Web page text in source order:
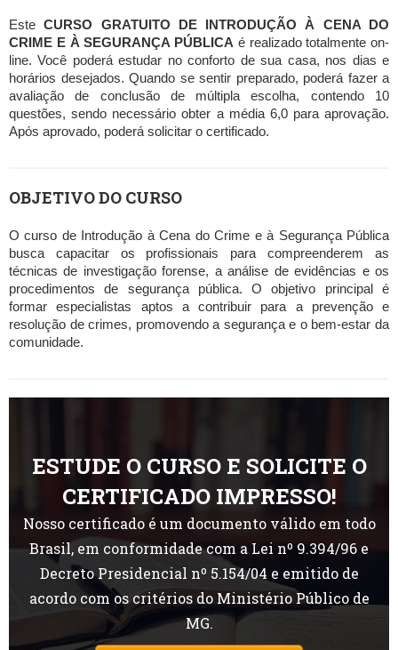
EsteCURSO GRATUITO DE INTRODUÇÃO À CENA DO
CRIME E À SEGURANÇA PÚBLICA é realizado totalmente on-
line. Você poderá estudar no conforto de sua casa, nos dias e
horários desejados. Quando se sentir preparado, poderá fazer a
avaliação de conclusão de múltipla escolha, contendo 10
questões, sendo necessário obter a média 6,0 para aprovação.
Após aprovado, poderá solicitar o certificado.
OBJETIVO DO CURSO
O curso de Introdução à Cena do Crime e à Segurança Pública
busca capacitar os profissionais para compreenderem as
técnicas de investigação forense, a análise de evidências e os
procedimentos de segurança pública. O objetivo principal é
formar especialistas aptos a contribuir para a prevenção e
resolução de crimes, promovendo a segurança e o bem-estar da
comunidade.
ESTUDE O CURSO E SOLICITE O
CERTIFICADO IMPRESSO!
Nosso certificado é um documento válido em todo
Brasil, em conformidade com a Lei nº 9.394/96 e
Decreto Presidencial nº 5.154/04 e emitido de
acordo com os critérios do Ministério Público de
MG.